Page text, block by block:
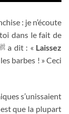
: je n’écoute
toi dans le fait de
a dit : « Laissez
barbes ! » Ceci
s’unissaient
que la plupart